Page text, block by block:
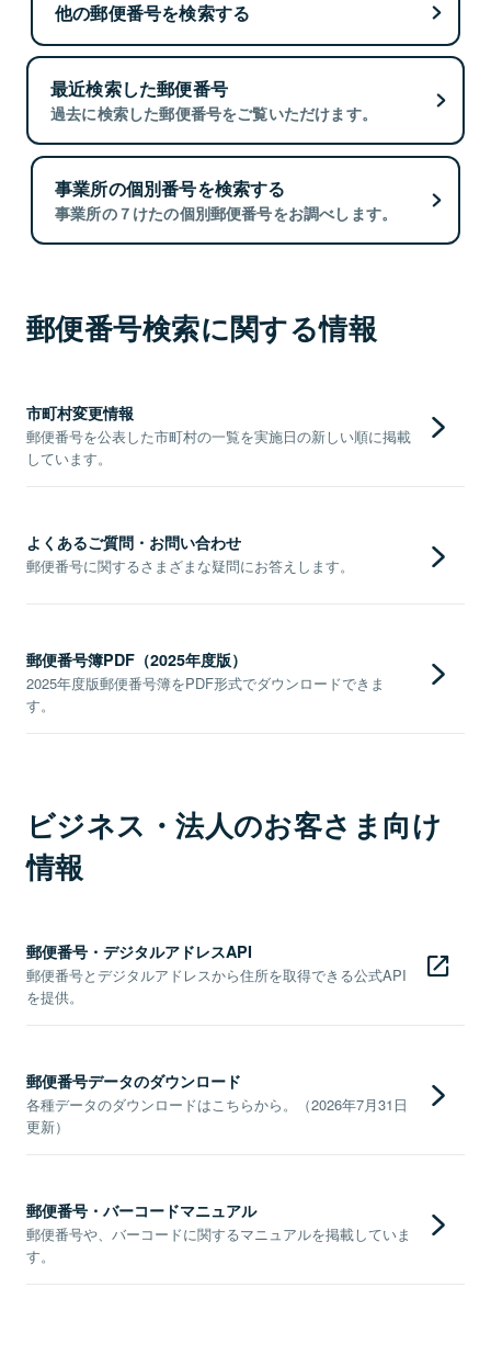
他の郵便番号を検索する
最近検索した郵便番号
過去に検索した郵便番号をご覧いただけます。
事業所の個別番号を検索する
事業所の７けたの個別郵便番号をお調べします。
郵便番号検索に関する情報
市町村変更情報
郵便番号を公表した市町村の一覧を実施日の新しい順に掲載
しています。
よくあるご質問・お問い合わせ
郵便番号に関するさまざまな疑問にお答えします。
郵便番号簿PDF（2025年度版）
2025年度版郵便番号簿をPDF形式でダウンロードできま
す。
ビジネス・法人のお客さま向け
情報
郵便番号・デジタルアドレスAPI
郵便番号とデジタルアドレスから住所を取得できる公式API
を提供。
郵便番号データのダウンロード
各種データのダウンロードはこちらから。（2026年7月31日
更新）
郵便番号・バーコードマニュアル
郵便番号や、バーコードに関するマニュアルを掲載していま
す。